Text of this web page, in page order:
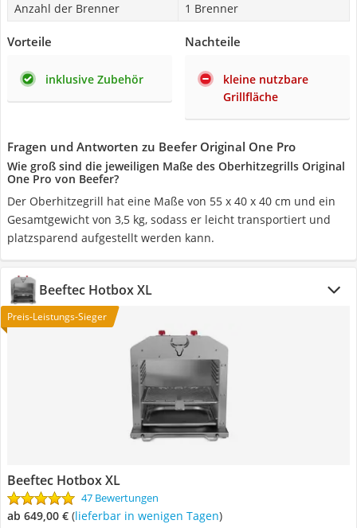
Anzahl der Brenner 1 Brenner
Vorteile
inklusive Zubehör
Nachteile
kleine nutzbare
Grillfläche
Fragen und Antworten zu Beefer Original One Pro
Wie groß sind die jeweiligen Maße des Oberhitzegrills Original
One Pro von Beefer?
Der Oberhitzegrill hat eine Maße von ‎55 x 40 x 40 cm und ein
Gesamtgewicht von 3,5 kg, sodass er leicht transportiert und
platzsparend aufgestellt werden kann.
Beeftec Hotbox XL
Preis-Leistungs-Sieger
Beeftec Hotbox XL
47 Bewertungen
ab 649,00 € ( Lieferbar in wenigen Tagen)